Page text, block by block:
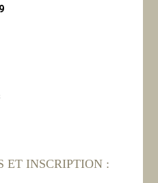
ET INSCRIPTION :